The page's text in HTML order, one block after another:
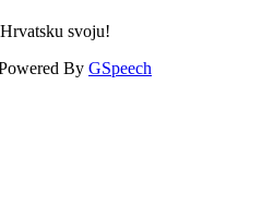
svoju!
By GSpeech